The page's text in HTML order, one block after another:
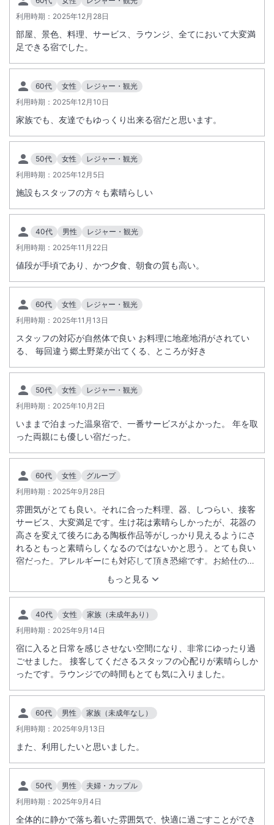
利用時期： 2025年12月28日
部屋、景色、料理、サービス、ラウンジ、全てにおいて大変満
足できる宿でした。
60代 女性
レジャー・観光
利用時期： 2025年12月10日
家族でも、友達でもゆっくり出来る宿だと思います。
50代 女性
レジャー・観光
利用時期： 2025年12月5日
施設もスタッフの方々も素晴らしい
40代 男性
レジャー・観光
利用時期： 2025年11月22日
値段が手頃であり、かつ夕食、朝食の質も高い。
60代 女性
レジャー・観光
利用時期： 2025年11月13日
スタッフの対応が自然体で良い お料理に地産地消がされてい
る、 毎回違う郷土野菜が出てくる、ところが好き
50代 女性
レジャー・観光
利用時期： 2025年10月2日
いままで泊まった温泉宿で、一番サービスがよかった。 年を取
った両親にも優しい宿だった。
60代 女性
グループ
利用時期： 2025年9月28日
もっと見る
雰囲気がとても良い。それに合った料理、器、しつらい、接客
サービス、大変満足です。生け花は素晴らしかったが、花器の
高さを変えて後ろにある陶板作品等がしっかり見えるようにさ
れるともっと素晴らしくなるのではないかと思う。とても良い
宿だった。アレルギーにも対応して頂き恐縮です。お給仕の方
とのやりとりも楽しかった。手の込んだお料理を良い器で頂け
る宿が減っている中、ぜひ、ずっと続けてほしい素晴らしい宿
だと思います。
40代 女性
家族（未成年あり）
利用時期： 2025年9月14日
宿に入ると日常を感じさせない空間になり、非常にゆったり過
ごせました。 接客してくださるスタッフの心配りが素晴らしか
ったです。ラウンジでの時間もとても気に入りました。
60代 男性
家族（未成年なし）
利用時期： 2025年9月13日
また、利用したいと思いました。
50代 男性
夫婦・カップル
利用時期： 2025年9月4日
全体的に静かで落ち着いた雰囲気で、快適に過ごすことができ